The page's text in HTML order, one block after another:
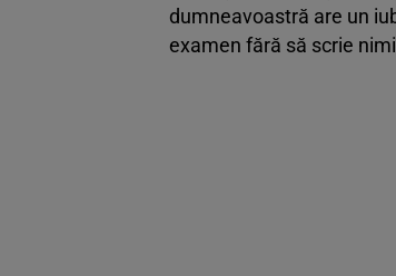
dumneavoastră are un
examen fără să scrie